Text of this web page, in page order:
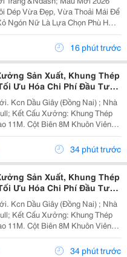
Dép Vừa Đẹp, Vừa Thoải Mái Để
Ngón Nữ Là Lựa Chọn Phù Hợp
Đi Biển, Dạo Phố Hoặc Sử
Dụng Thường Xuyên. ✅ Thiết Kế Thanh Lịch, Trẻ...
16 phút trước
Sản Xuất, Khung Thép
Ưu Hóa Chi Phí Đầu Tư
Kcn Dầu Giây (Đồng Nai) ; Nhà
11M. Cột Biên 8M Khuôn Viên
X
91M ( 3480 M&Sup2; ) &Bull; Dt Văn Phòng...34 phút trước
Sản Xuất, Khung Thép
Ưu Hóa Chi Phí Đầu Tư
Kcn Dầu Giây (Đồng Nai) ; Nhà
11M. Cột Biên 8M Khuôn Viên
X
91M ( 3480 M&Sup2; ) &Bull; Dt Văn Phòng...34 phút trước